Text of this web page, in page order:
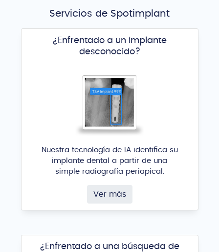
Servicios de Spotimplant
¿Enfrentado a un implante
desconocido?
Nuestra tecnología de IA identifica su
implante dental a partir de una
simple radiografía periapical.
Ver más
¿Enfrentado a una búsqueda de